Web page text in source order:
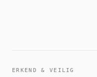
ERKEND & VEILIG